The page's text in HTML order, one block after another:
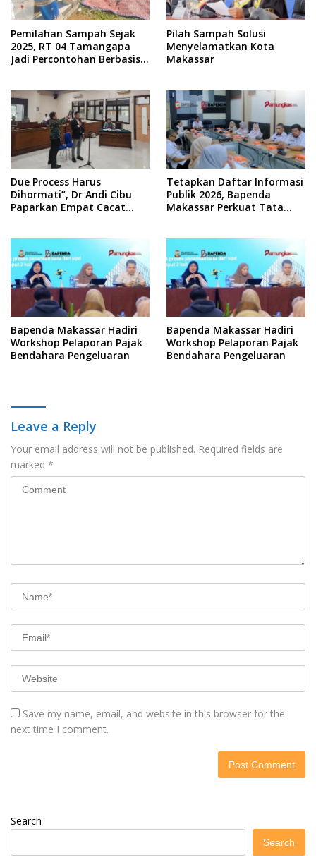
Pemilahan Sampah Sejak
2025, RT 04 Tamangapa
Jadi Percontohan Berbasis
Pilah Sampah Solusi
Menyelamatkan Kota
Makassar
Due Process Harus
Dihormati”, Dr Andi Cibu
Paparkan Empat Cacat
Tetapkan Daftar Informasi
Publik 2026, Bapenda
Makassar Perkuat Tata
Bapenda Makassar Hadiri
Workshop Pelaporan Pajak
Bendahara Pengeluaran
Bapenda Makassar Hadiri
Workshop Pelaporan Pajak
Bendahara Pengeluaran
Leave a Reply
Your email address will not be published. Required fields are
marked *
Save my name, email, and website in this browser for the
next time I comment.
Search
Search